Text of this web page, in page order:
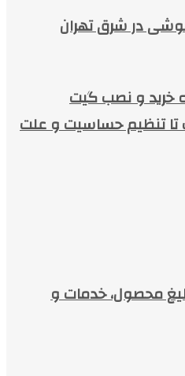
در شرق تهران
خرید و نصب گیت
تنظیم حساسیت و علت
محصول، خدمات و